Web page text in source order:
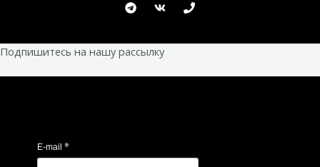
Подпишитесь на нашу рассылку
E-mail *